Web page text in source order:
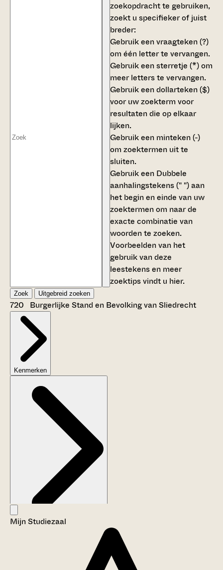
zoekopdracht te gebruiken,
zoekt u specifieker of juist
breder:
Gebruik eenvraagteken (?)
om één letter te vervangen.
Gebruik eensterretje (*)om
meer letters te vervangen.
Gebruik eendollarteken ($)
voor uw zoekterm voor
resultaten die op elkaar
lijken.
Gebruik een minteken (-)
om zoektermen uit te
sluiten.
Gebruik een Dubbele
aanhalingstekens (" ")aan
het begin en einde van uw
zoektermen om naar de
exacte combinatie van
woorden te zoeken.
Voorbeelden van het
gebruik van deze
leestekens en meer
zoektips vindt u hier.
Zoek Uitgebreid zoeken
720 Burgerlijke Stand en Bevolking van Sliedrecht
Kenmerken
Aanwijzingen voor de gebruiker
Mijn Studiezaal